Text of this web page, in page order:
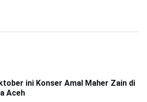
ini Konser Amal Maher Zain di
Aceh